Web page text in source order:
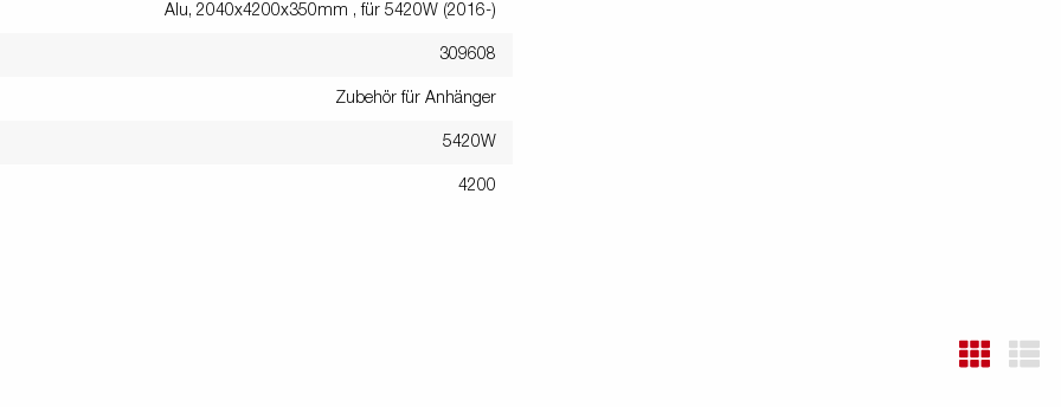
Alu, 2040x4200x350mm , für 5420W (2016-)
309608
Zubehör für Anhänger
5420W
4200